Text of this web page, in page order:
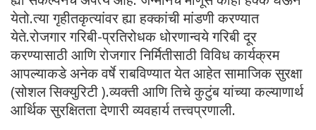
येतो.त्या गृहीतकृत्यांवर ह्या हक्कांची मांडणी करण्यात
येते.रोजगार गरिबी-प्रतिरोधक धोरणान्‍वये गरिबी दूर
करण्‍यासाठी आणि रोजगार निर्मितीसाठी विविध कार्यक्रम
आपल्याकडे अनेक वर्षे राबविण्‍यात येत आहेत सामाजिक सुरक्षा
(सोशल सिक्युरिटी ).व्यक्ती आणि तिचे कुटुंब यांच्या कल्याणार्थ
आर्थिक सुरक्षितता देणारी व्यवहार्य तत्त्वप्रणाली.